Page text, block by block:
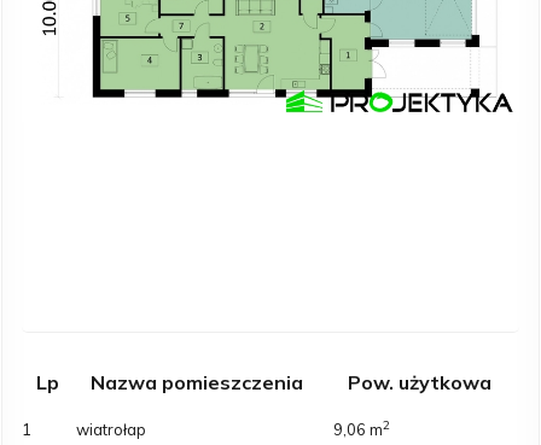
Lp Nazwa pomieszczenia Pow. użytkowa
1 wiatrołap 9,06 m2